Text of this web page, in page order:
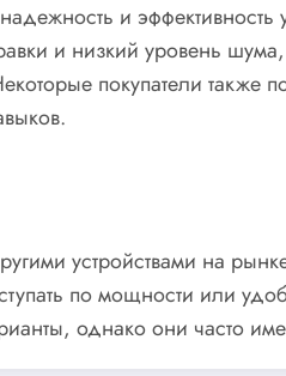
и
и низкий уровень
покупатели также
устройствами на
по мощности или
однако они часто